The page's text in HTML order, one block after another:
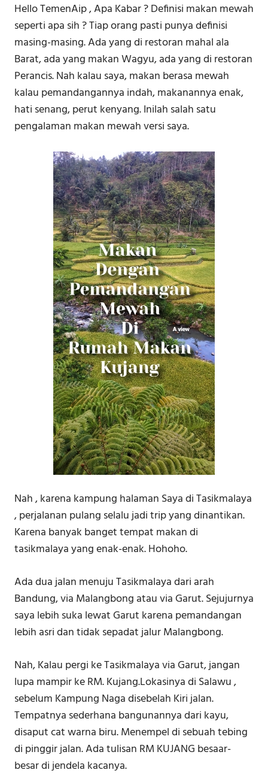
Hello TemenAip , Apa Kabar ? Definisi makan mewah
seperti apa sih ? Tiap orang pasti punya definisi
masing-masing. Ada yang di restoran mahal ala
Barat, ada yang makan Wagyu, ada yang di restoran
Perancis. Nah kalau saya, makan berasa mewah
kalau pemandangannya indah, makanannya enak,
hati senang, perut kenyang. Inilah salah satu
pengalaman makan mewah versi saya.
Nah , karena kampung halaman Saya di Tasikmalaya
, perjalanan pulang selalu jadi trip yang dinantikan.
Karena banyak banget tempat makan di
tasikmalaya yang enak-enak. Hohoho.
Ada dua jalan menuju Tasikmalaya dari arah
Bandung, via Malangbong atau via Garut. Sejujurnya
saya lebih suka lewat Garut karena pemandangan
lebih asri dan tidak sepadat jalur Malangbong.
Nah, Kalau pergi ke Tasikmalaya via Garut, jangan
lupa mampir ke RM. Kujang.Lokasinya di Salawu ,
sebelum Kampung Naga disebelah Kiri jalan.
Tempatnya sederhana bangunannya dari kayu,
disaput cat warna biru. Menempel di sebuah tebing
di pinggir jalan. Ada tulisan RM KUJANG besaar-
besar di jendela kacanya.